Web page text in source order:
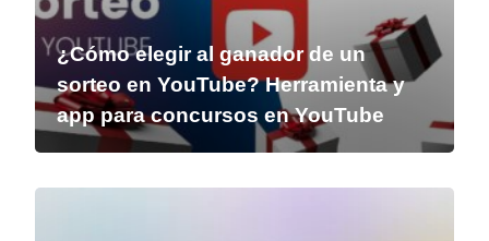
¿Cómo elegir al ganador de un
sorteo en YouTube? Herramienta y
app para concursos en YouTube